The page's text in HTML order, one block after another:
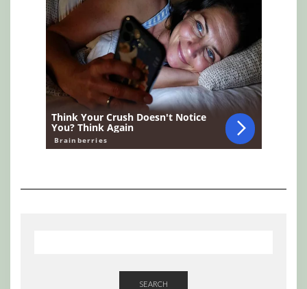
SEARCH